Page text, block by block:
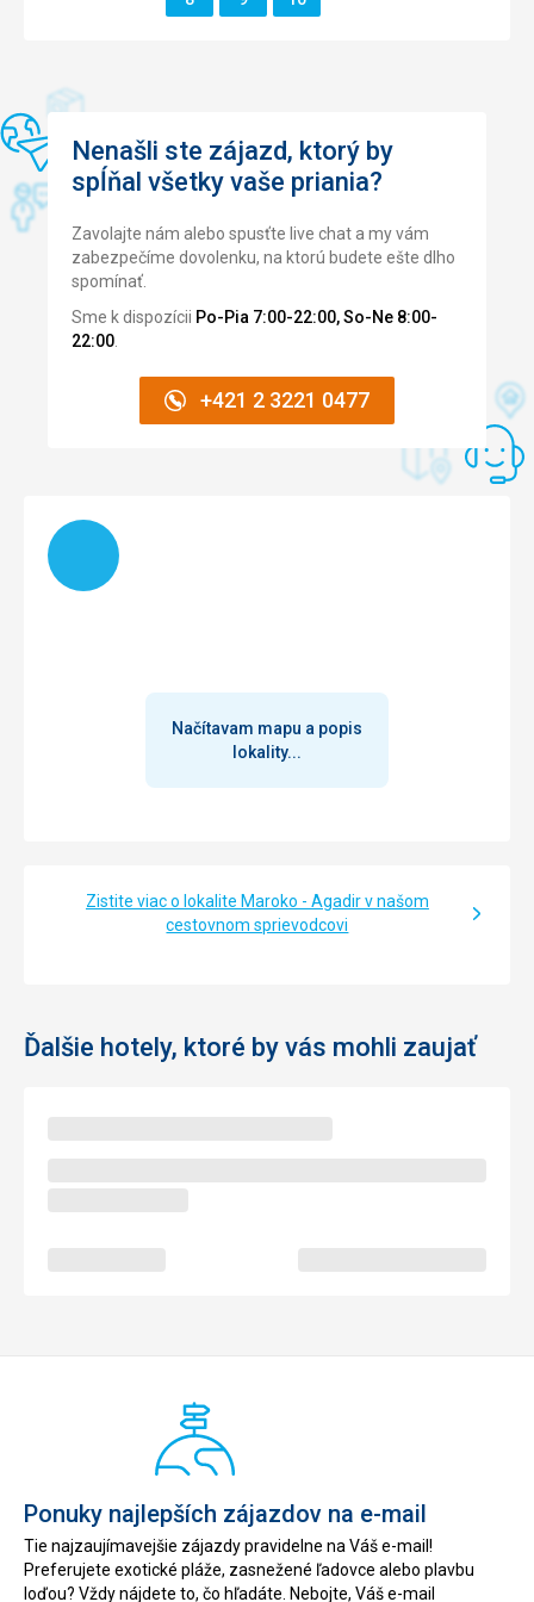
Cena
Pláž
Pláž je čistá a velmi rozlehlá, příliv a odliv a vlny jsou skvělé.
Strava
Rozmanité jídlo, každý si najde to své
Ubytovanie
Pokoje velmi čisté, velké postele, milý personál, věci byly
zanechány bez problémů, nic nechybělo.
Obsluha je velmi milá, ochotná a usměvavá
Nenašli ste zájazd, ktorý by
spĺňal všetky vaše priania?
Zavolajte nám alebo spusťte live chat a my vám
zabezpečíme dovolenku, na ktorú budete ešte dlho
spomínať.
Sme k dispozícii Po-Pia 7:00-22:00, So-Ne 8:00-
22:00.
+421 2 3221 0477
Načítam
Načítavam mapu a popis
lokality...
Zistite viac o lokalite Maroko - Agadir v našom
cestovnom sprievodcovi
Ďalšie hotely, ktoré by vás mohli zaujať
Ponuky najlepších zájazdov na e-mail
Tie najzaujímavejšie zájazdy pravidelne na Váš e-mail!
Preferujete exotické pláže, zasnežené ľadovce alebo plavbu
loďou? Vždy nájdete to, čo hľadáte. Nebojte, Váš e-mail